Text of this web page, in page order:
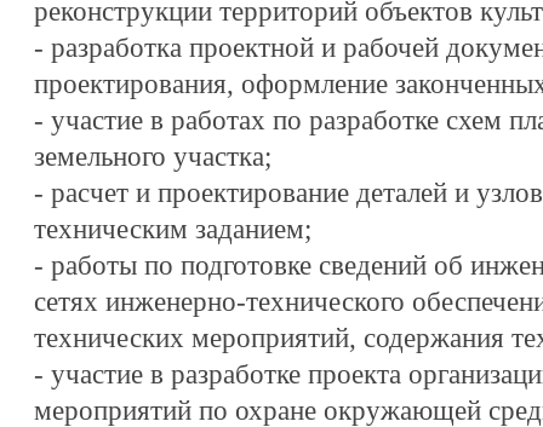
реконструкции территорий объектов
- разработка проектной и рабочей
проектирования, оформление
- участие в работах по разработке схем
земельного участка;
- расчет и проектирование деталей и
техническим заданием;
- работы по подготовке сведений об
сетях инженерно-технического
технических мероприятий, содержания
- участие в разработке проекта
мероприятий по охране окружающей